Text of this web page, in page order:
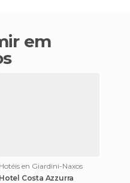
Hotéis en Giardini-Naxos
Hotel Costa Azzurra